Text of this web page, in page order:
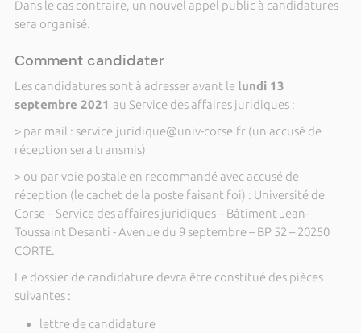
Dans le cas contraire, un nouvel appel public à candidatures
sera organisé.
Comment candidater
Les candidatures sont à adresser avant le lundi 13
septembre 2021 au Service des affaires juridiques :
> par mail : service.juridique@univ-corse.fr (un accusé de
réception sera transmis)
> ou par voie postale en recommandé avec accusé de
réception (le cachet de la poste faisant foi) : Université de
Corse – Service des affaires juridiques – Bâtiment Jean-
Toussaint Desanti - Avenue du 9 septembre – BP 52 – 20250
CORTE.
Le dossier de candidature devra être constitué des pièces
suivantes :
lettre de candidature